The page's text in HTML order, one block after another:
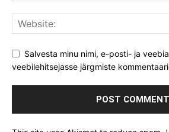
Salvesta minu nimi, e-posti- ja
veebilehitsejasse järgmiste